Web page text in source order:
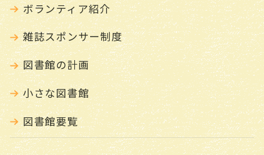
ボランティア紹介
雑誌スポンサー制度
図書館の計画
小さな図書館
図書館要覧